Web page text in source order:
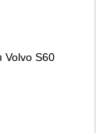
Volvo S60